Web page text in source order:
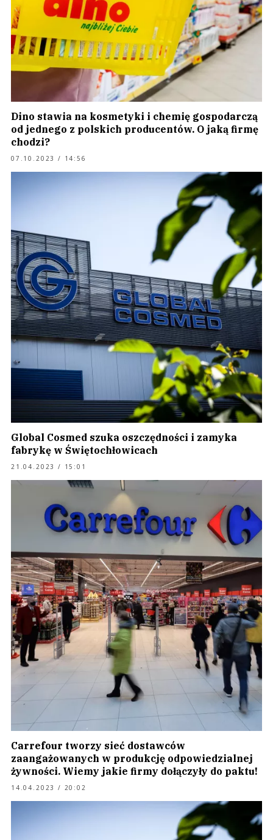
Dino stawia na kosmetyki i chemię gospodarczą
od jednego z polskich producentów. O jaką firmę
chodzi?
07.10.2023 / 14:56
Global Cosmed szuka oszczędności i zamyka
fabrykę w Świętochłowicach
21.04.2023 / 15:01
Carrefour tworzy sieć dostawców
zaangażowanych w produkcję odpowiedzialnej
żywności. Wiemy jakie firmy dołączyły do paktu!
14.04.2023 / 20:02